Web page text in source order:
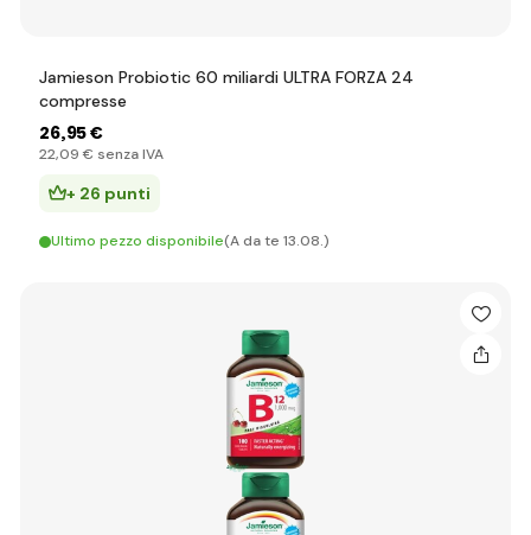
Jamieson Probiotic 60 miliardi ULTRA FORZA 24
compresse
26,95 €
22,09 € senza IVA
+ 26 punti
Ultimo pezzo disponibile(A da te 13.08.)